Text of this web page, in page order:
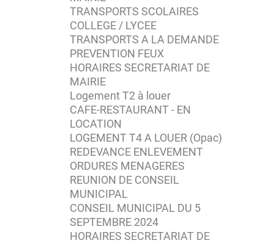
TRANSPORTS SCOLAIRES
COLLEGE / LYCEE
TRANSPORTS A LA DEMANDE
PREVENTION FEUX
HORAIRES SECRETARIAT DE
MAIRIE
Logement T2 à louer
CAFE-RESTAURANT - EN
LOCATION
LOGEMENT T4 A LOUER (Opac)
REDEVANCE ENLEVEMENT
ORDURES MENAGERES
REUNION DE CONSEIL
MUNICIPAL
CONSEIL MUNICIPAL DU 5
SEPTEMBRE 2024
HORAIRES SECRETARIAT DE